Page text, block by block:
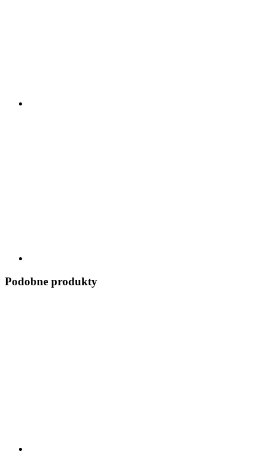
Podobne produkty